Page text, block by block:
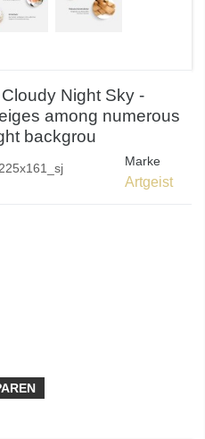
Night Sky -
among numerous
backgrou
Marke
Artgeist